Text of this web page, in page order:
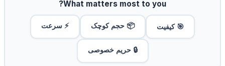
What matters most to you?
🎯 کیفیت 📦 حجم کوچک ⚡ سرعت
🔒 حریم خصوصی